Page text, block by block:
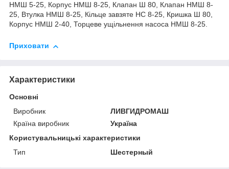
НМШ 5-25, Корпус НМШ 8-25, Клапан Ш 80, Клапан НМШ 8-
25, Втулка НМШ 8-25, Кільце завзяте НС 8-25, Кришка Ш 80,
Корпус НМШ 2-40, Торцеве ущільнення насоса НМШ 8-25.
Приховати
Характеристики
Основні
Виробник
ЛИВГИДРОМАШ
Країна виробник
Україна
Користувальницькі характеристики
Тип
Шестерный